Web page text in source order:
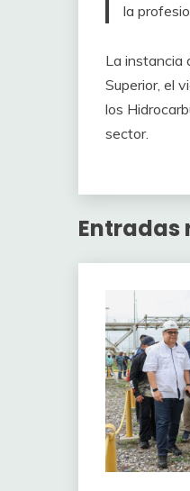
la
La instancia
Superior, el
los
sector.
Entradas